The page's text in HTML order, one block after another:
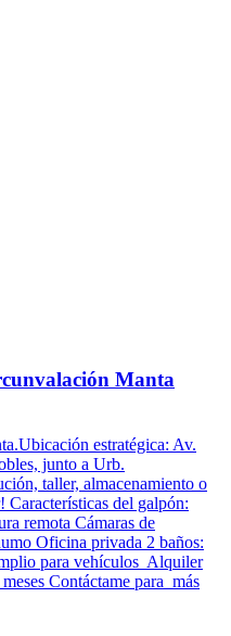
Manta
estratégica: Av.
junto a Urb.
taller, almacenamiento o
Características del galpón:
remota Cámaras de
Oficina privada 2 baños:
para vehículos Alquiler
Contáctame para más